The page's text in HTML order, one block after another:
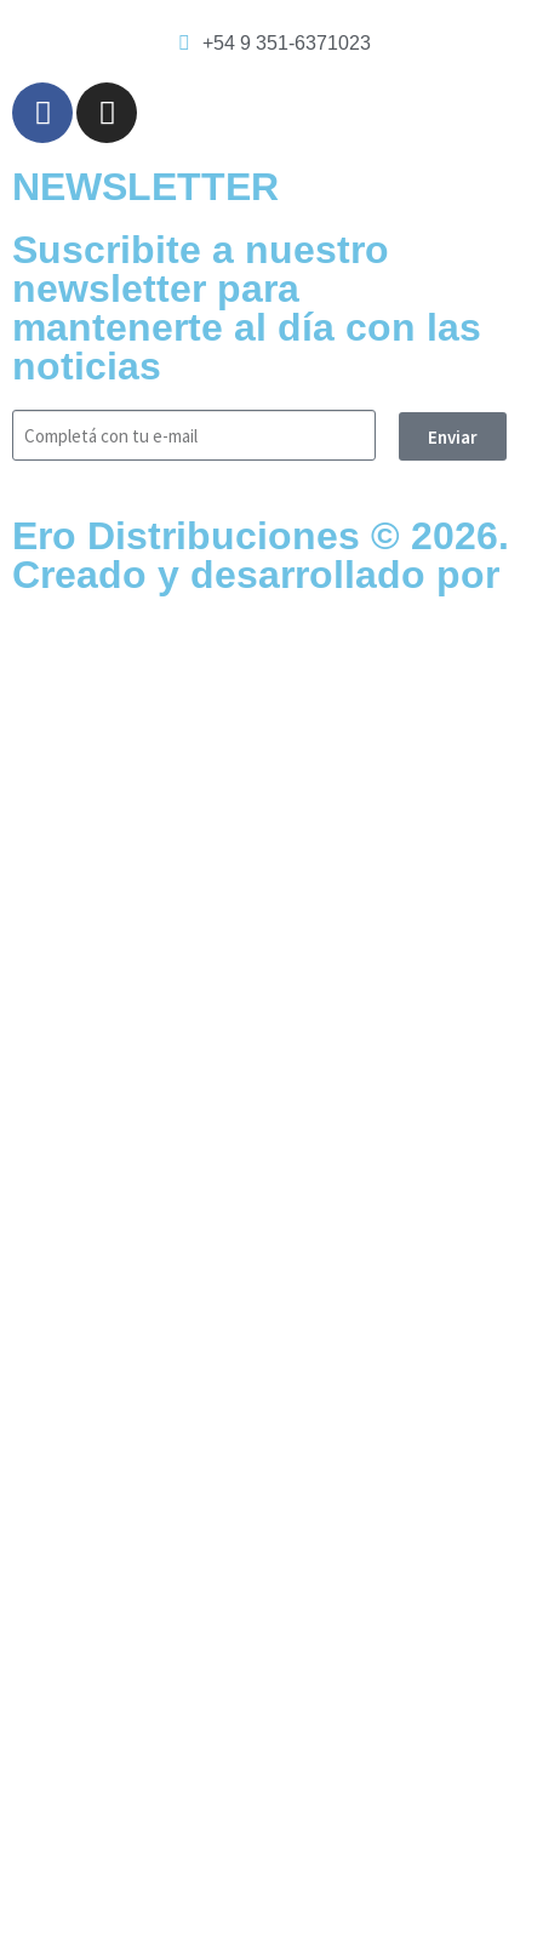
+54 9 351-6371023
NEWSLETTER
Suscribite a nuestro
newsletter para
mantenerte al día con las
noticias
Enviar
Ero Distribuciones © 2026.
Creado y desarrollado por